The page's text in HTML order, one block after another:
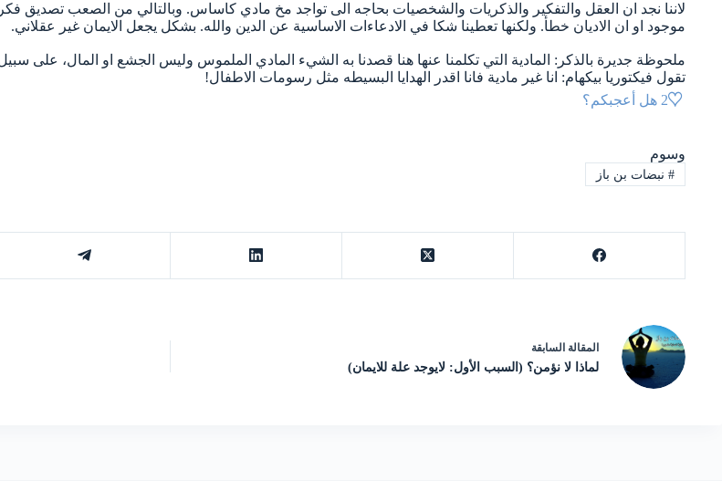
لاننا نجد ان العقل والتفكير والذكريات والشخصيات بحاجه الى تواجد مخ مادي كاساس. وبالتالي من الصعب تصديق
موجود او ان الاديان خطأ. ولكنها تعطينا شكا في الادعاءات الاساسية عن الدين والله. بشكل يجعل الايمان غير عقلاني.
ملحوظة جديرة بالذكر: المادية التي تكلمنا عنها هنا قصدنا به الشيء المادي الملموس وليس الجشع او المال، على سبيل
تقول فيكتوريا بيكهام: انا غير مادية فانا اقدر الهدايا البسيطه مثل رسومات الاطفال!
2 هل أعجبكم؟
وسوم
#نبضات بن باز
المقالة السابقة
لماذا لا نؤمن؟ (السبب الأول: لايوجد علة للايمان)